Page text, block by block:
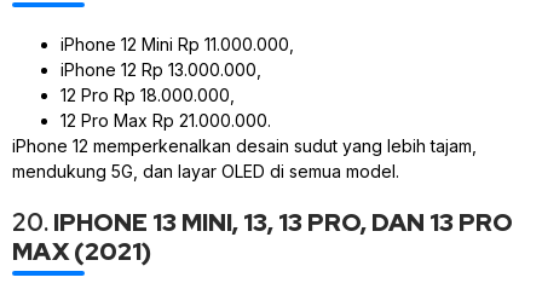
iPhone 12 Mini Rp 11.000.000,
iPhone 12 Rp 13.000.000,
12 Pro Rp 18.000.000,
12 Pro Max Rp 21.000.000.
iPhone 12 memperkenalkan desain sudut yang lebih tajam,
mendukung 5G, dan layar OLED di semua model.
20.IPHONE 13 MINI, 13, 13 PRO, DAN 13 PRO
MAX (2021)